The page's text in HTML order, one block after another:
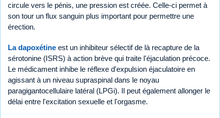
circule vers le pénis, une pression est créée. Celle-ci permet à
son tour un flux sanguin plus important pour permettre une
érection.
La dapoxétine est un inhibiteur sélectif de là recapture de la
sérotonine (ISRS) à action brève qui traite l'éjaculation précoce.
Le médicament inhibe le réflexe d'expulsion éjaculatoire en
agissant à un niveau supraspinal dans le noyau
paragigantocellulaire latéral (LPGi). Il peut également allonger le
délai entre l'excitation sexuelle et l'orgasme.